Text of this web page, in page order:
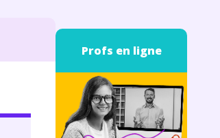
Profs en ligne